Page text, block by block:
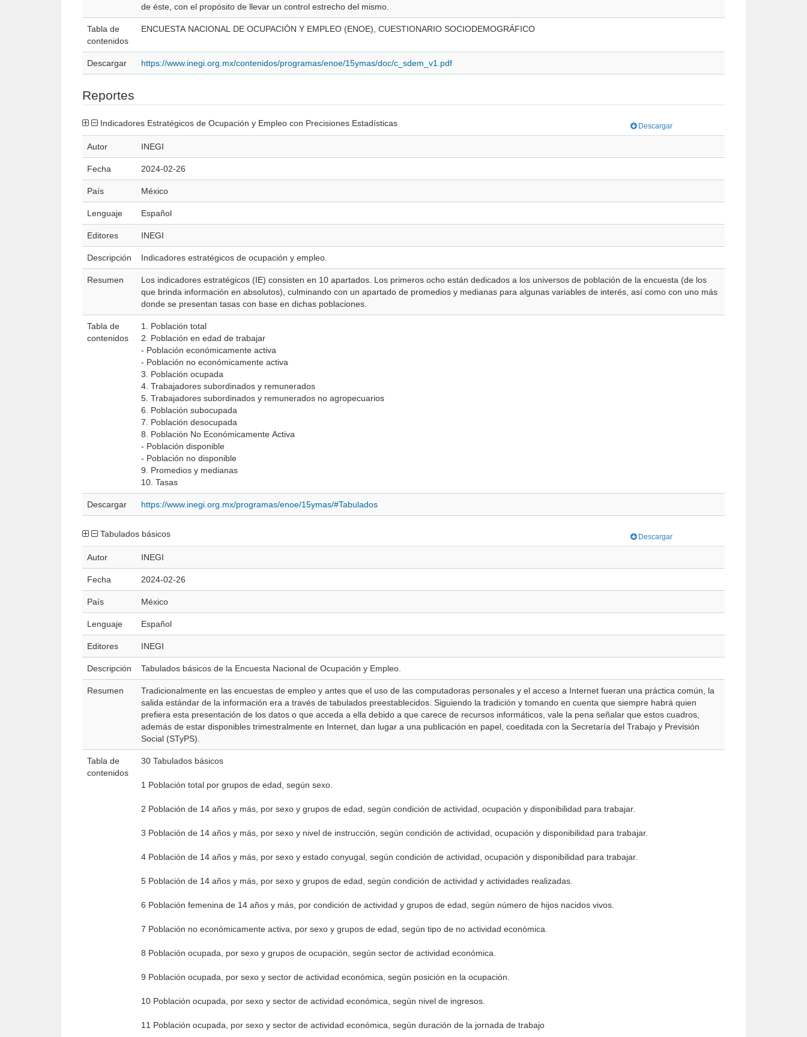
de éste, con el propósito de llevar un control estrecho del mismo.
Tabla de
contenidos
ENCUESTA NACIONAL DE OCUPACIÓN Y EMPLEO (ENOE), CUESTIONARIO SOCIODEMOGRÁFICO
Descargar https://www.inegi.org.mx/contenidos/programas/enoe/15ymas/doc/c_sdem_v1.pdf
Reportes
Indicadores Estratégicos de Ocupación y Empleo con Precisiones Estadísticas Descargar
Autor INEGI
Fecha 2024-02-26
País México
Lenguaje Español
Editores INEGI
Descripción Indicadores estratégicos de ocupación y empleo.
Resumen
Los indicadores estratégicos (IE) consisten en 10 apartados. Los primeros ocho están dedicados a los universos de población de la encuesta (de los
que brinda información en absolutos), culminando con un apartado de promedios y medianas para algunas variables de interés, así como con uno más
donde se presentan tasas con base en dichas poblaciones.
Tabla de
contenidos
1. Población total
2. Población en edad de trabajar
- Población económicamente activa
- Población no económicamente activa
3. Población ocupada
4. Trabajadores subordinados y remunerados
5. Trabajadores subordinados y remunerados no agropecuarios
6. Población subocupada
7. Población desocupada
8. Población No Económicamente Activa
- Población disponible
- Población no disponible
9. Promedios y medianas
10. Tasas
Descargar https://www.inegi.org.mx/programas/enoe/15ymas/#Tabulados
Tabulados básicos Descargar
Autor INEGI
Fecha 2024-02-26
País México
Lenguaje Español
Editores INEGI
Descripción Tabulados básicos de la Encuesta Nacional de Ocupación y Empleo.
Resumen
Tradicionalmente en las encuestas de empleo y antes que el uso de las computadoras personales y el acceso a Internet fueran una práctica común, la
salida estándar de la información era a través de tabulados preestablecidos. Siguiendo la tradición y tomando en cuenta que siempre habrá quien
prefiera esta presentación de los datos o que acceda a ella debido a que carece de recursos informáticos, vale la pena señalar que estos cuadros,
además de estar disponibles trimestralmente en Internet, dan lugar a una publicación en papel, coeditada con la Secretaría del Trabajo y Previsión
Social (STyPS).
Tabla de
contenidos
30 Tabulados básicos
1 Población total por grupos de edad, según sexo.
2 Población de 14 años y más, por sexo y grupos de edad, según condición de actividad, ocupación y disponibilidad para trabajar.
3 Población de 14 años y más, por sexo y nivel de instrucción, según condición de actividad, ocupación y disponibilidad para trabajar.
4 Población de 14 años y más, por sexo y estado conyugal, según condición de actividad, ocupación y disponibilidad para trabajar.
5 Población de 14 años y más, por sexo y grupos de edad, según condición de actividad y actividades realizadas.
6 Población femenina de 14 años y más, por condición de actividad y grupos de edad, según número de hijos nacidos vivos.
7 Población no económicamente activa, por sexo y grupos de edad, según tipo de no actividad económica.
8 Población ocupada, por sexo y grupos de ocupación, según sector de actividad económica.
9 Población ocupada, por sexo y sector de actividad económica, según posición en la ocupación.
10 Población ocupada, por sexo y sector de actividad económica, según nivel de ingresos.
11 Población ocupada, por sexo y sector de actividad económica, según duración de la jornada de trabajo